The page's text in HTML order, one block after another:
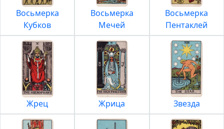
Восьмерка
Кубков
Восьмерка
Мечей
Восьмерка
Пентаклей
Жрец Жрица Звезда